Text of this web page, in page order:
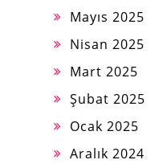
Mayıs 2025
Nisan 2025
Mart 2025
Şubat 2025
Ocak 2025
Aralık 2024